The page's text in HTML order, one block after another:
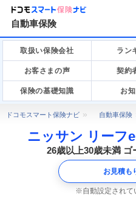
自動車保険
取扱い保険会社 ラン
お客さまの声 契約
保険の基礎知識 お
ドコモスマート保険ナビ 自動車保険
ニッサン リーフ
26歳以上30歳未満 ゴ
お見積も
自動設定され